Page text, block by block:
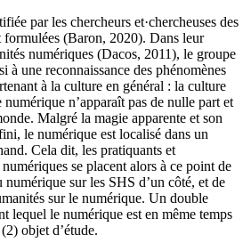
par les chercheurs et·chercheuses des
formulées (Baron, 2020). Dans leur
numériques (Dacos, 2011), le groupe
à une reconnaissance des phénomènes
à la culture en général : la culture
n’apparaît pas de nulle part et
Malgré la magie apparente et son
le numérique est localisé dans un
Cela dit, les pratiquants et
se placent alors à ce point de
numérique sur les SHS d’un côté, et de
sur le numérique. Un double
lequel le numérique est en même temps
objet d’étude.